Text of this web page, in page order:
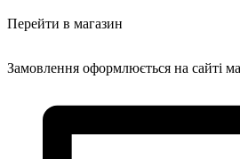
Перейти в магазин
Замовлення оформлюється на сайті